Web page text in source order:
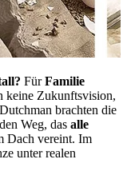
FürFamilie
keine Zukunftsvision,
brachten die
Weg, das alle
Dach vereint. Im
unter realen